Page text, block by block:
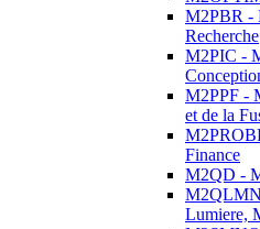
M2PBR -
Recherche
M2PIC -
M2PPF -
et de la
Finance
M2QD -
Lumiere,